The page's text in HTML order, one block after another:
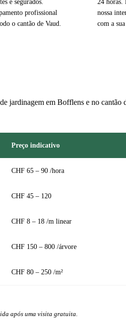
e segurados.
profissional
o cantão de Vaud.
24 horas.
nossa
com a
jardinagem em Bofflens e no cantão
Preço indicativo
CHF 65 – 90 /hora
CHF 45 – 120
CHF 8 – 18 /m linear
CHF 150 – 800 /árvore
CHF 80 – 250 /m²
após uma visita gratuita.